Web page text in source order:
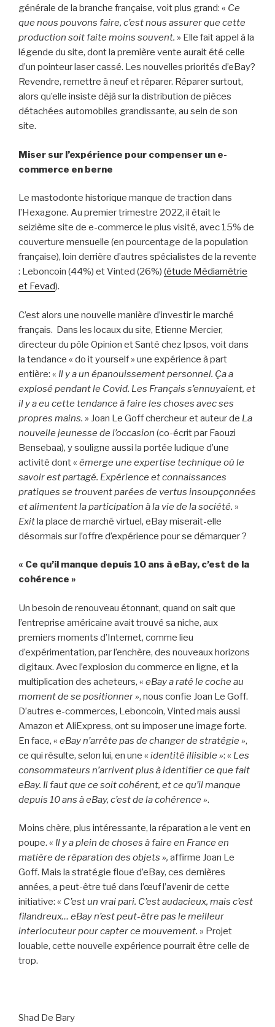
générale de la branche française, voit plus grand: « Ce
que nous pouvons faire, c’est nous assurer que cette
production soit faite moins souvent. » Elle fait appel à la
légende du site, dont la première vente aurait été celle
d’un pointeur laser cassé. Les nouvelles priorités d’eBay?
Revendre, remettre à neuf et réparer. Réparer surtout,
alors qu’elle insiste déjà sur la distribution de pièces
détachées automobiles grandissante, au sein de son
site.
Miser sur l’expérience pour compenser un e-
commerce en berne
Le mastodonte historique manque de traction dans
l’Hexagone. Au premier trimestre 2022, il était le
seizième site de e-commerce le plus visité, avec 15% de
couverture mensuelle (en pourcentage de la population
française), loin derrière d’autres spécialistes de la revente
: Leboncoin (44%) et Vinted (26%) (étude Médiamétrie
et Fevad).
C’est alors une nouvelle manière d’investir le marché
français. Dans les locaux du site, Etienne Mercier,
directeur du pôle Opinion et Santé chez Ipsos, voit dans
la tendance « do it yourself » une expérience à part
entière: « Il y a un épanouissement personnel. Ça a
explosé pendant le Covid. Les Français s’ennuyaient, et
il y a eu cette tendance à faire les choses avec ses
propres mains. » Joan Le Goff chercheur et auteur de La
nouvelle jeunesse de l’occasion (co-écrit par Faouzi
Bensebaa), y souligne aussi la portée ludique d’une
activité dont « émerge une expertise technique où le
savoir est partagé. Expérience et connaissances
pratiques se trouvent parées de vertus insoupçonnées
et alimentent la participation à la vie de la société. »
Exitla place de marché virtuel, eBay miserait-elle
désormais sur l’offre d’expérience pour se démarquer ?
« Ce qu’il manque depuis 10 ans à eBay, c’est de la
cohérence »
Un besoin de renouveau étonnant, quand on sait que
l’entreprise américaine avait trouvé sa niche, aux
premiers moments d’Internet, comme lieu
d’expérimentation, par l’enchère, des nouveaux horizons
digitaux. Avec l’explosion du commerce en ligne, et la
multiplication des acheteurs, « eBay a raté le coche au
moment de se positionner », nous confie Joan Le Goff.
D’autres e-commerces, Leboncoin, Vinted mais aussi
Amazon et AliExpress, ont su imposer une image forte.
En face, « eBay n’arrête pas de changer de stratégie »,
ce qui résulte, selon lui, en une « identité illisible »: « Les
consommateurs n’arrivent plus à identifier ce que fait
eBay. Il faut que ce soit cohérent, et ce qu’il manque
depuis 10 ans à eBay, c’est de la cohérence ».
Moins chère, plus intéressante, la réparation a le vent en
poupe. « Il y a plein de choses à faire en France en
matière de réparation des objets », affirme Joan Le
Goff. Mais la stratégie floue d’eBay, ces dernières
années, a peut-être tué dans l’œuf l’avenir de cette
initiative: « C’est un vrai pari. C’est audacieux, mais c’est
filandreux… eBay n’est peut-être pas le meilleur
interlocuteur pour capter ce mouvement. » Projet
louable, cette nouvelle expérience pourrait être celle de
trop.
Shad De Bary